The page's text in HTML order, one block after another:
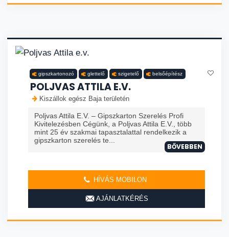
gipszkartonozó glettelő szigetelő belsőépítész
POLJVAS ATTILA E.V.
Kiszállok egész Baja területén
Poljvas Attila E.V. – Gipszkarton Szerelés Profi
Kivitelezésben Cégünk, a Poljvas Attila E.V., több
mint 25 év szakmai tapasztalattal rendelkezik a
gipszkarton szerelés te...
BŐVEBBEN
HÍVÁS MOBILON
AJÁNLATKÉRÉS